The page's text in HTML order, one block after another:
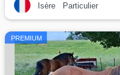
Isère Particulier
PREMIUM